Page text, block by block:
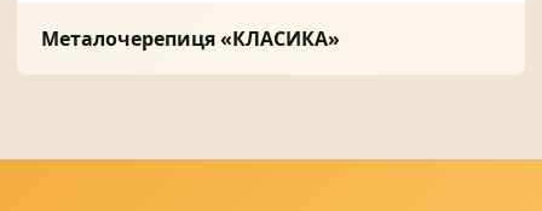
Металочерепиця «КЛАСИКА»